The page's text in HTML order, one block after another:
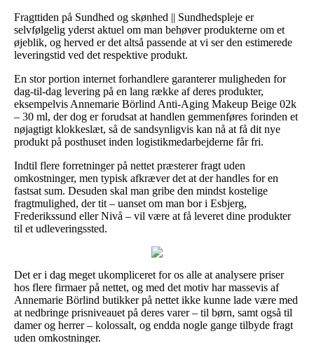
Fragttiden på Sundhed og skønhed || Sundhedspleje er
selvfølgelig yderst aktuel om man behøver produkterne om et
øjeblik, og herved er det altså passende at vi ser den estimerede
leveringstid ved det respektive produkt.
En stor portion internet forhandlere garanterer muligheden for
dag-til-dag levering på en lang række af deres produkter,
eksempelvis Annemarie Börlind Anti-Aging Makeup Beige 02k
– 30 ml, der dog er forudsat at handlen gemmenføres forinden et
nøjagtigt klokkeslæt, så de sandsynligvis kan nå at få dit nye
produkt på posthuset inden logistikmedarbejderne får fri.
Indtil flere forretninger på nettet præsterer fragt uden
omkostninger, men typisk afkræver det at der handles for en
fastsat sum. Desuden skal man gribe den mindst kostelige
fragtmulighed, der tit – uanset om man bor i Esbjerg,
Frederikssund eller Nivå – vil være at få leveret dine produkter
til et udleveringssted.
Det er i dag meget ukompliceret for os alle at analysere priser
hos flere firmaer på nettet, og med det motiv har massevis af
Annemarie Börlind butikker på nettet ikke kunne lade være med
at nedbringe prisniveauet på deres varer – til børn, samt også til
damer og herrer – kolossalt, og endda nogle gange tilbyde fragt
uden omkostninger.